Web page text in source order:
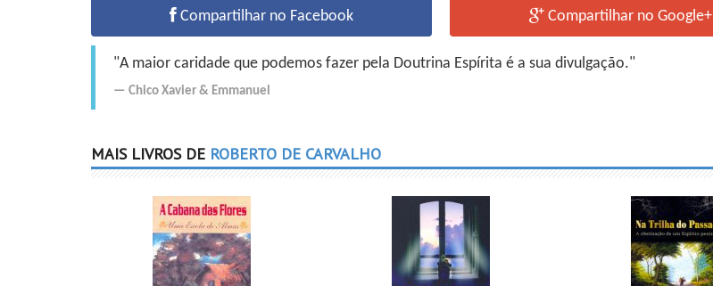
Compartilhar no Facebook Compartilhar no Google+
"A maior caridade que podemos fazer pela Doutrina Espírita é a sua divulgação."
Chico Xavier & Emmanuel
MAIS LIVROS DE ROBERTO DE CARVALHO